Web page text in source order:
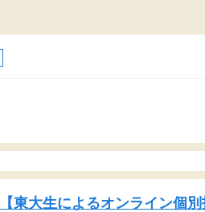
東大生によるオンライン個別